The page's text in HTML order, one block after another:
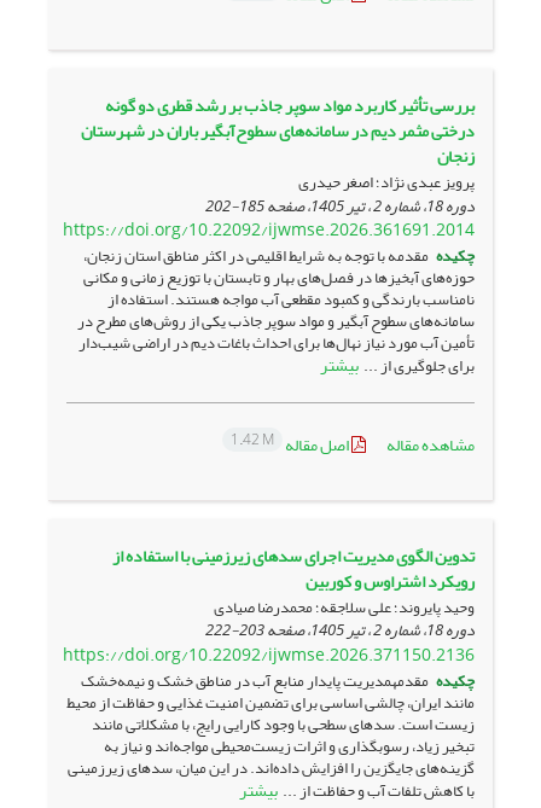
بررسی تأثیر کاربرد مواد سوپر جاذب بر رشد قطری دو گونه
درختی مثمر دیم در سامانه‌های سطوح‌آبگیر باران در شهرستان
زنجان
پرویز عبدی نژاد؛ اصغر حیدری
دوره 18، شماره 2 ، تیر 1405، صفحه 185-202
https://doi.org/10.22092/ijwmse.2026.361691.2014
چکیده مقدمه با توجه به شرایط اقلیمی در اکثر مناطق استان زنجان،
حوزه‌های آبخیزها در فصل‌‌های بهار و تابستان با توزیع زمانی و مکانی
نامناسب بارندگی و کمبود مقطعی آب مواجه‌‌ هستند. استفاده از
سامانه‌های سطوح آبگیر و مواد سوپر جاذب یکی از روش‌های مطرح در
تأمین آب مورد نیاز نهال‌ها برای احداث باغات دیم در اراضی شیب‌دار
برای جلوگیری از ... بیشتر
مشاهده مقاله اصل مقاله 1.42 M
تدوین الگوی مدیریت اجرای سدهای زیرزمینی با استفاده از
رویکرد اشتراوس و کوربین
وحید پایروند؛ علی سلاجقه؛ محمدرضا صیادی
دوره 18، شماره 2 ، تیر 1405، صفحه 203-222
https://doi.org/10.22092/ijwmse.2026.371150.2136
چکیده مقدمهمدیریت پایدار منابع آب در مناطق خشک و نیمه‌خشک
مانند ایران، چالشی اساسی برای تضمین امنیت غذایی و حفاظت از محیط
زیست است. سدهای سطحی با وجود کارایی رایج، با مشکلاتی مانند
تبخیر زیاد، رسوبگذاری و اثرات زیست‌محیطی مواجه‌اند و نیاز به
گزینه‌های جایگزین را افزایش داده‌اند. در این میان، سدهای زیرزمینی
با کاهش تلفات آب و حفاظت از ... بیشتر